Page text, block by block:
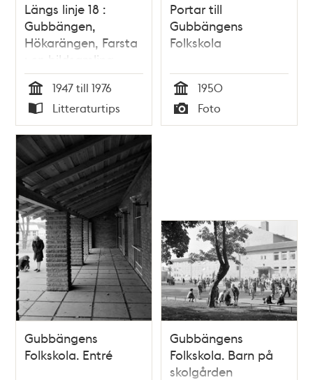
Längs linje 18 :
Gubbängen,
Hökarängen, Farsta
: en bildsamling
1947-1976
Tid
1947 till 1976
Typ
Litteraturtips
Portar till
Gubbängens
Folkskola
Tid
1950
Typ
Foto
Gubbängens
Folkskola. Entré
Gubbängens
Folkskola. Barn på
skolgården